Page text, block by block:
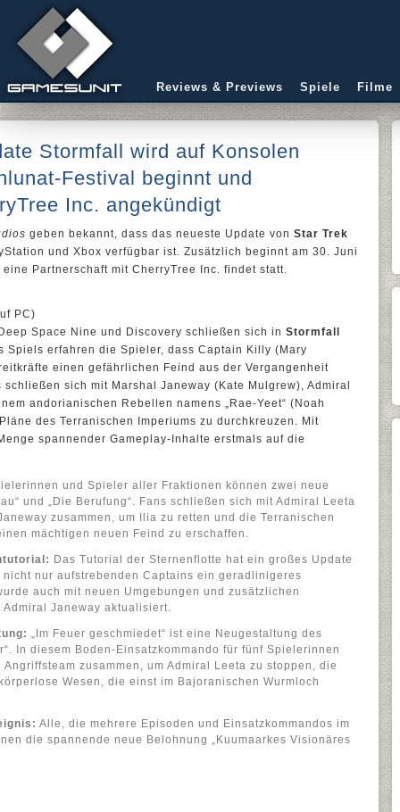
Reviews & Previews Spiele Filme
Stormfall wird auf Konsolen
Festival beginnt und
Inc. angekündigt
geben bekannt, dass das neueste Update von Star Trek
und Xbox verfügbar ist. Zusätzlich beginnt am 30. Juni
Partnerschaft mit CherryTree Inc. findet statt.
PC)
Space Nine und Discovery schließen sich in Stormfall
Spiels erfahren die Spieler, dass Captain Killy (Mary
einen gefährlichen Feind aus der Vergangenheit
sich mit Marshal Janeway (Kate Mulgrew), Admiral
andorianischen Rebellen namens „Rae-Yeet“ (Noah
des Terranischen Imperiums zu durchkreuzen. Mit
spannender Gameplay-Inhalte erstmals auf die
und Spieler aller Fraktionen können zwei neue
und „Die Berufung“. Fans schließen sich mit Admiral Leeta
zusammen, um Ilia zu retten und die Terranischen
mächtigen neuen Feind zu erschaffen.
Das Tutorial der Sternenflotte hat ein großes Update
nur aufstrebenden Captains ein geradlinigeres
auch mit neuen Umgebungen und zusätzlichen
Janeway aktualisiert.
„Im Feuer geschmiedet“ ist eine Neugestaltung des
In diesem Boden-Einsatzkommando für fünf Spielerinnen
zusammen, um Admiral Leeta zu stoppen, die
Wesen, die einst im Bajoranischen Wurmloch
Alle, die mehrere Episoden und Einsatzkommandos im
die spannende neue Belohnung „Kuumaarkes Visionäres